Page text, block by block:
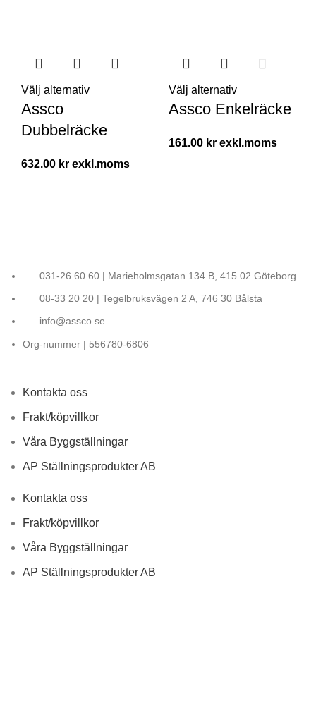
Välj alternativ
Assco
Dubbelräcke
632.00 kr
Välj alternativ
Assco Enkelräcke
161.00 kr
031-26 60 60 | Marieholmsgatan 134 B, 415 02 Göteborg
08-33 20 20 | Tegelbruksvägen 2 A, 746 30 Bålsta
info@assco.se
Org-nummer | 556780-6806
Kontakta oss
Frakt/köpvillkor
Våra Byggställningar
AP Ställningsprodukter AB
Kontakta oss
Frakt/köpvillkor
Våra Byggställningar
AP Ställningsprodukter AB